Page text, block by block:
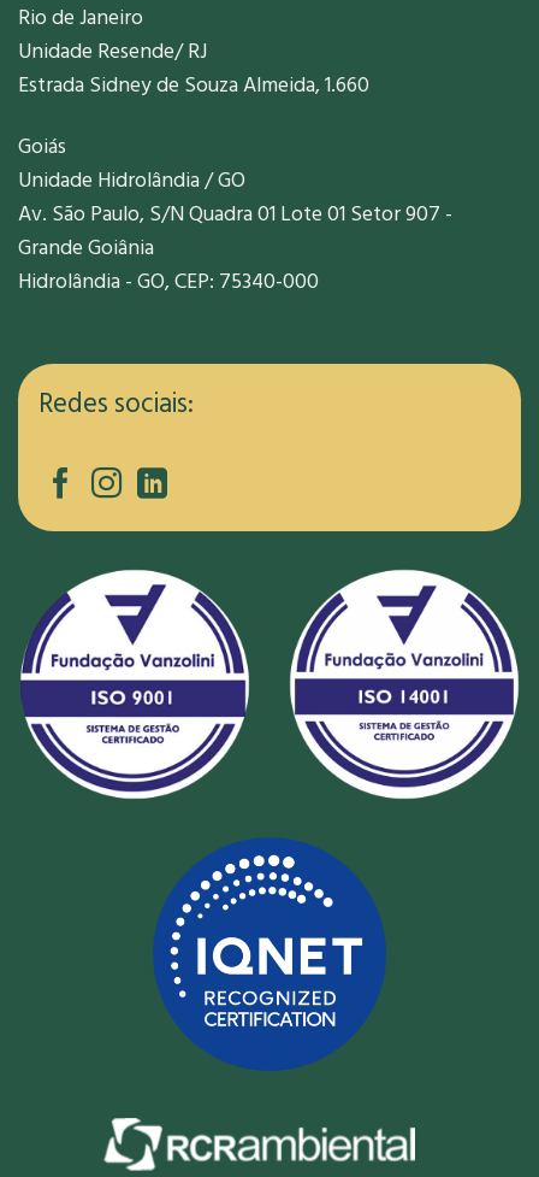
Rio de Janeiro
Unidade Resende/ RJ
Estrada Sidney de Souza Almeida, 1.660
Goiás
Unidade Hidrolândia / GO
Av. São Paulo, S/N Quadra 01 Lote 01 Setor 907 -
Grande Goiânia
Hidrolândia - GO, CEP: 75340-000
Redes sociais: